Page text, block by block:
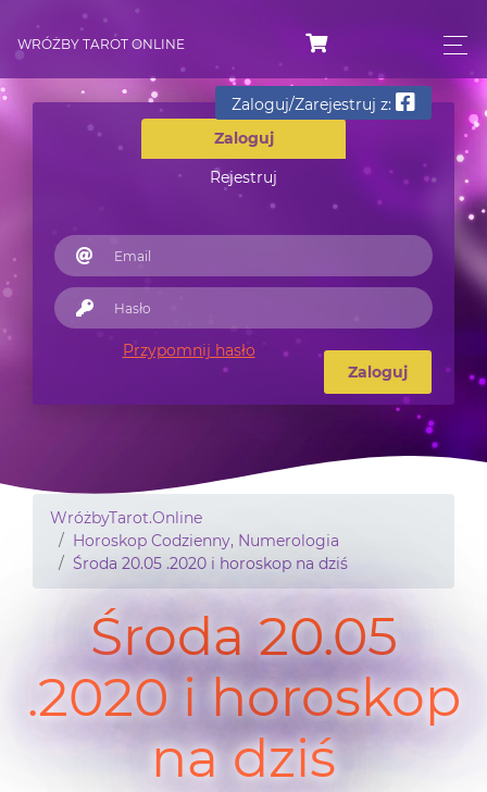
WRÓŻBY TAROT ONLINE
Zaloguj
Rejestruj
Zaloguj/Zarejestruj z:
Przypomnij hasło
Zaloguj
WróżbyTarot.Online
Horoskop Codzienny, Numerologia
Środa 20.05 .2020 i horoskop na dziś
Środa 20.05
.2020 i horoskop
na dziś